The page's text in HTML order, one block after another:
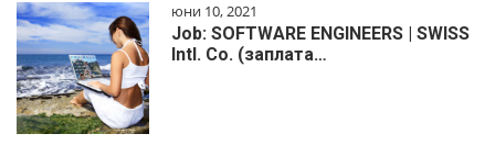
юни 10, 2021
Job: SOFTWARE ENGINEERS | SWISS
Intl. Co. (заплата…